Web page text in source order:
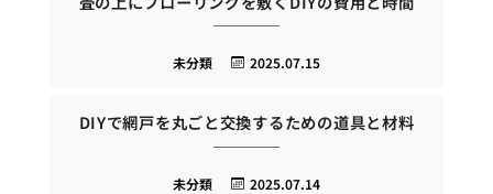
2025.07.15
未分類
DIYで網戸を丸ごと交換するための道具と材料
2025.07.14
未分類